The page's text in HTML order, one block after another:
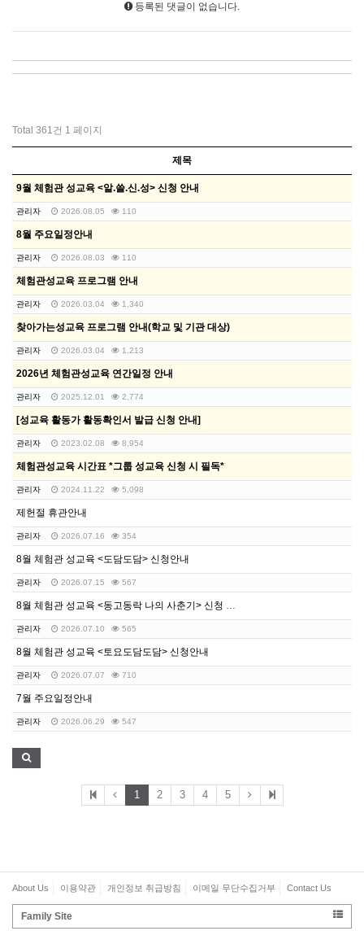
등록된 댓글이 없습니다.
Total 361건 1 페이지
제목
9월 체험관 성교육 <알.쓸.신.성> 신청 안내
관리자 2026.08.05 110
8월 주요일정안내
관리자 2026.08.03 110
체험관성교육 프로그램 안내
관리자 2026.03.04 1,340
찾아가는성교육 프로그램 안내(학교 및 기관 대상)
관리자 2026.03.04 1,213
2026년 체험관성교육 연간일정 안내
관리자 2025.12.01 2,774
[성교육 활동가 활동확인서 발급 신청 안내]
관리자 2023.02.08 8,954
체험관성교육 시간표 *그룹 성교육 신청 시 필독*
관리자 2024.11.22 5,098
제헌절 휴관안내
관리자 2026.07.16 354
8월 체험관 성교육 <도담도담> 신청안내
관리자 2026.07.15 567
8월 체험관 성교육 <동고동락 나의 사춘기> 신청 안내
관리자 2026.07.10 565
8월 체험관 성교육 <토요도담도담> 신청안내
관리자 2026.07.07 710
7월 주요일정안내
관리자 2026.06.29 547
1 2 3 4 5
About Us 이용약관 개인정보 취급방침 이메일 무단수집거부 Contact Us
Family Site